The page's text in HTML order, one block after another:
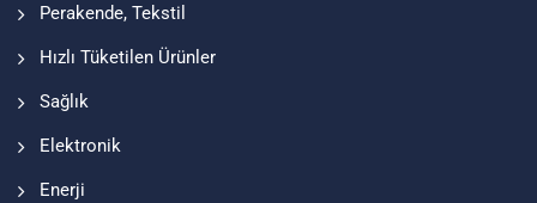
Perakende, Tekstil
Hızlı Tüketilen Ürünler
Sağlık
Elektronik
Enerji